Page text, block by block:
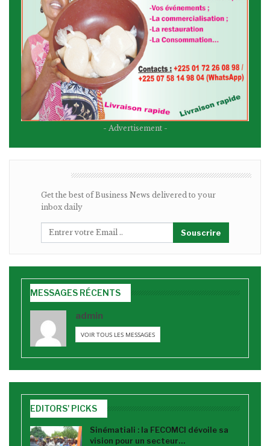
- Advertisement -
Get the best of Business News delivered to your
inbox daily
Souscrire
MESSAGES RÉCENTS
admin
VOIR TOUS LES MESSAGES
EDITORS' PICKS
Sinématiali : la FECOMCI dévoile sa
vision pour un secteur…